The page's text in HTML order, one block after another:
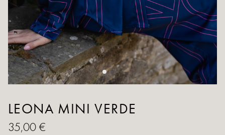
LEONA MINI VERDE
35,00 €